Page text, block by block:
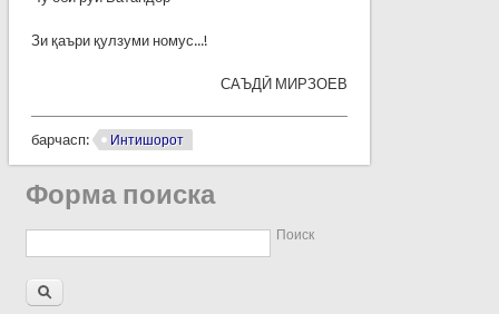
Зи қаъри қулзуми номус...!
САЪДӢ МИРЗОЕВ
барчасп: Интишорот
Форма поиска
Поиск